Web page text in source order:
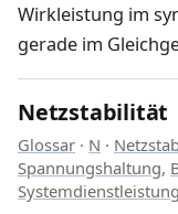
Wirkleistung im
gerade im
Netzstabilität
Glossar · N ·
Spannungshaltung,